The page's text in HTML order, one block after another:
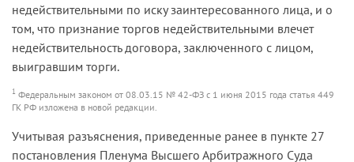
недействительными по иску заинтересованного лица, и о
том, что признание торгов недействительными влечет
недействительность договора, заключенного с лицом,
выигравшим торги.
1 Федеральным законом от 08.03.15 № 42-ФЗ с 1 июня 2015 года статья 449
ГК РФ изложена в новой редакции.
Учитывая разъяснения, приведенные ранее в пункте 27
постановления Пленума Высшего Арбитражного Суда